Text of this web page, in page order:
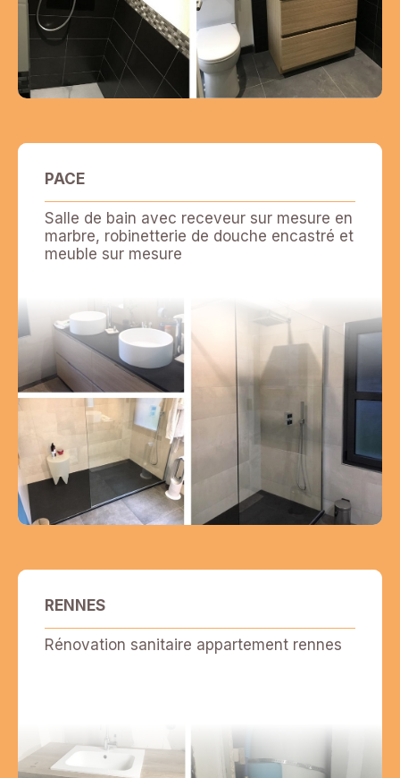
PACE
Salle de bain avec receveur sur mesure en
marbre, robinetterie de douche encastré et
meuble sur mesure
RENNES
Rénovation sanitaire appartement rennes